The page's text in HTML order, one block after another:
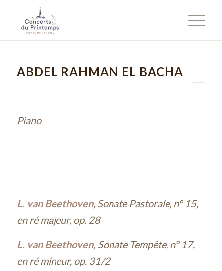
ABDEL RAHMAN EL BACHA
Piano
L. van Beethoven, Sonate Pastorale, n° 15,
en ré majeur, op. 28
L. van Beethoven, Sonate Tempête, n° 17,
en ré mineur, op. 31/2